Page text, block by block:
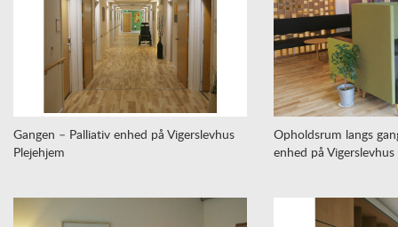
Gangen – Palliativ enhed på Vigerslevhus
Plejehjem
Opholdsrum langs
enhed på Vigerslevhus